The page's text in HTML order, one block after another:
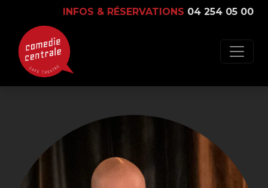
INFOS & RÉSERVATIONS 04 254 05 00